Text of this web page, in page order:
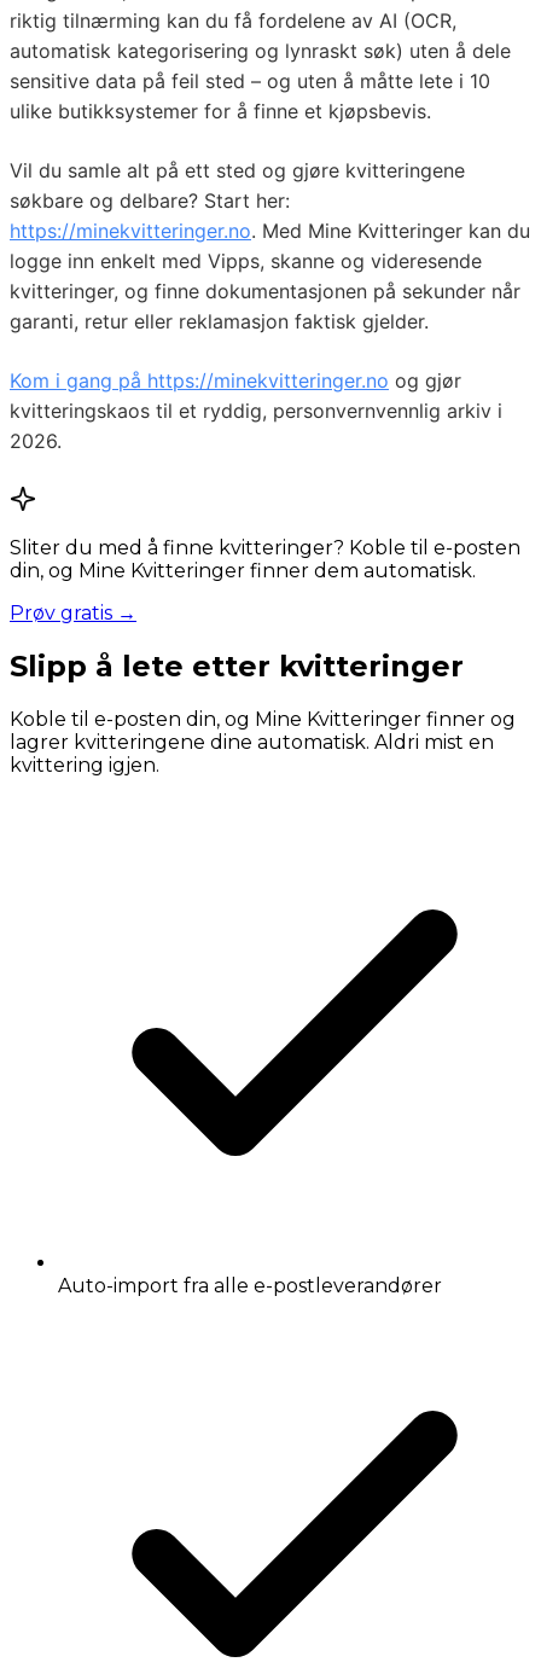
riktig tilnærming kan du få fordelene av AI (OCR,
automatisk kategorisering og lynraskt søk) uten å dele
sensitive data på feil sted – og uten å måtte lete i 10
ulike butikksystemer for å finne et kjøpsbevis.
Vil du samle alt på ett sted og gjøre kvitteringene
søkbare og delbare? Start her:
https://minekvitteringer.no. Med Mine Kvitteringer kan du
logge inn enkelt med Vipps, skanne og videresende
kvitteringer, og finne dokumentasjonen på sekunder når
garanti, retur eller reklamasjon faktisk gjelder.
Kom i gang på https://minekvitteringer.no og gjør
kvitteringskaos til et ryddig, personvernvennlig arkiv i
2026.
Sliter du med å finne kvitteringer? Koble til e-posten
din, og Mine Kvitteringer finner dem automatisk.
Prøv gratis →
Slipp å lete etter kvitteringer
Koble til e-posten din, og Mine Kvitteringer finner og
lagrer kvitteringene dine automatisk. Aldri mist en
kvittering igjen.
Auto-import fra alle e-postleverandører